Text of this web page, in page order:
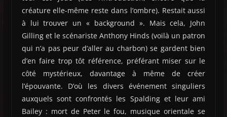
créature elle-même reste dans l’ombre). Restait aussi
à lui trouver un « background ». Mais cela, John
Gilling et le scénariste Anthony Hinds (voilà un patron
qui n’a pas peur d’aller au charbon) se gardent bien
d’en faire trop tôt référence, préférant miser sur le
côté mystérieux, davantage à même de créer
l’épouvante. D’où les divers événement singuliers
auxquels sont confrontés les Spalding et leur ami
Bailey : mort de Peter le fou, musique orientale se